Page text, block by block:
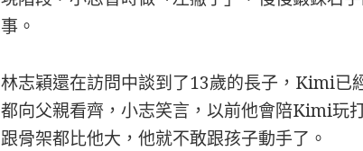
事。
林志穎還在訪問中談到了13歲的長子，Kimi已
都向父親看齊，小志笑言，以前他會陪Kimi玩
跟骨架都比他大，他就不敢跟孩子動手了。